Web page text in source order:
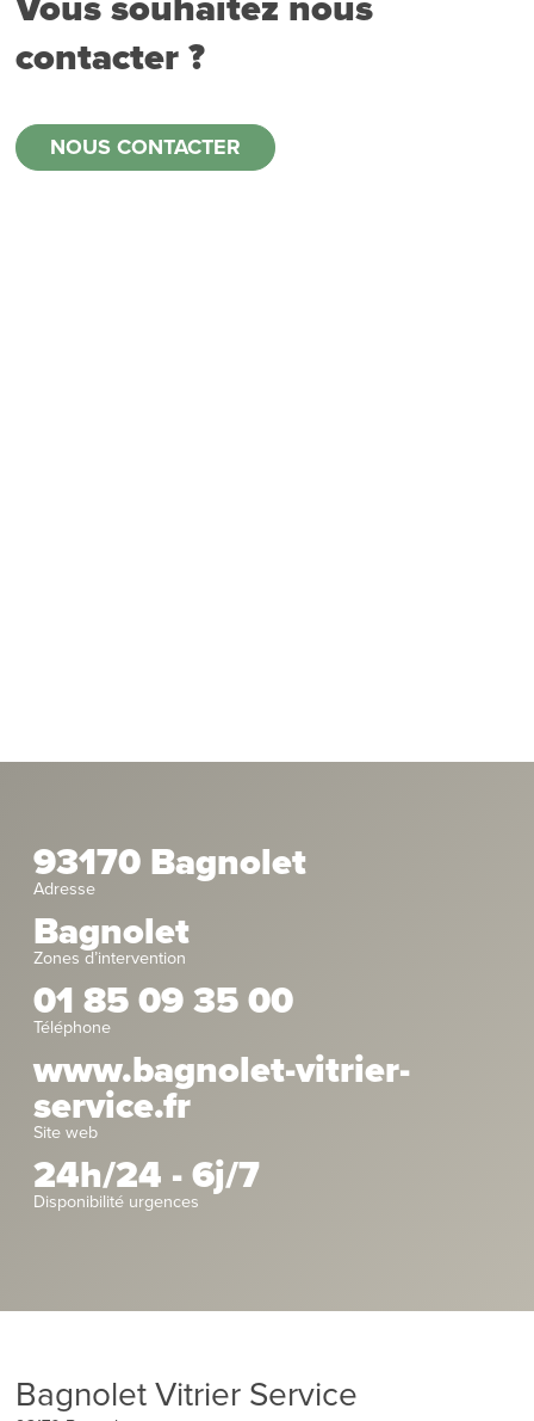
contacter ?
NOUS CONTACTER
93170 Bagnolet
Adresse
Bagnolet
Zones d’intervention
01 85 09 35 00
Téléphone
www.bagnolet-vitrier-
service.fr
Site web
24h/24 - 6j/7
Disponibilité urgences
Bagnolet Vitrier Service